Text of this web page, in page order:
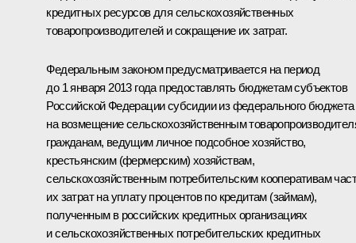
кредитных ресурсов для сельскохозяйственных
товаропроизводителей и сокращение их затрат.
Федеральным законом предусматривается на период
до 1 января 2013 года предоставлять бюджетам субъектов
Российской Федерации субсидии из федерального бюджета
на возмещение сельскохозяйственным
гражданам, ведущим личное подсобное хозяйство,
крестьянским (фермерским) хозяйствам,
сельскохозяйственным потребительским кооперативам
их затрат на уплату процентов по кредитам (займам),
полученным в российских кредитных организациях
и сельскохозяйственных потребительских кредитных